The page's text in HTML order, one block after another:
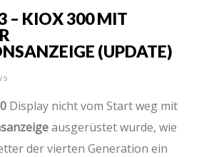
– KIOX 300 MIT
(UPDATE)
Display nicht vom Start weg mit
ausgerüstet wurde, wie
der vierten Generation ein